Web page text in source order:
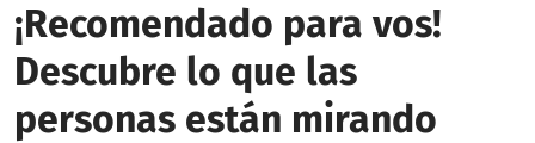
¡Recomendado para vos!
Descubre lo que las
personas están mirando